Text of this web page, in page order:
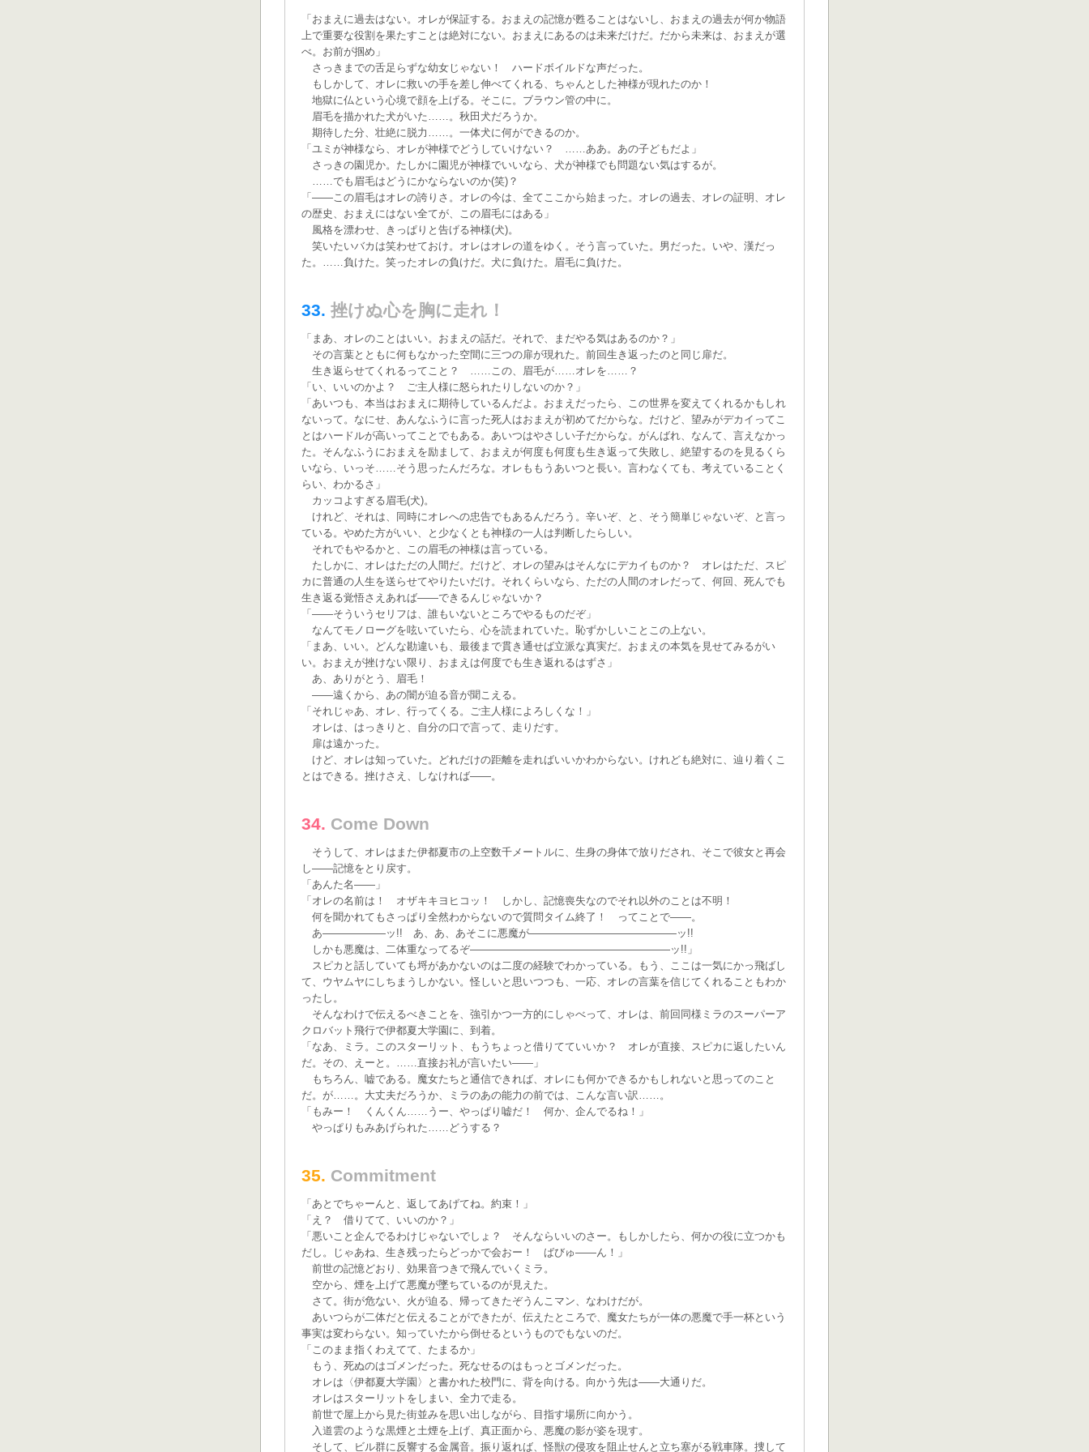
「おまえに過去はない。オレが保証する。おまえの記憶が甦ることはないし、おまえの過去が何か物語
上で重要な役割を果たすことは絶対にない。おまえにあるのは未来だけだ。だから未来は、おまえが選
べ。お前が掴め」
さっきまでの舌足らずな幼女じゃない！ ハードボイルドな声だった。
もしかして、オレに救いの手を差し伸べてくれる、ちゃんとした神様が現れたのか！
地獄に仏という心境で顔を上げる。そこに。ブラウン管の中に。
眉毛を描かれた犬がいた……。秋田犬だろうか。
期待した分、壮絶に脱力……。一体犬に何ができるのか。
「ユミが神様なら、オレが神様でどうしていけない？ ……ああ。あの子どもだよ」
さっきの園児か。たしかに園児が神様でいいなら、犬が神様でも問題ない気はするが。
……でも眉毛はどうにかならないのか(笑)？
「——この眉毛はオレの誇りさ。オレの今は、全てここから始まった。オレの過去、オレの証明、オレ
の歴史、おまえにはない全てが、この眉毛にはある」
風格を漂わせ、きっぱりと告げる神様(犬)。
笑いたいバカは笑わせておけ。オレはオレの道をゆく。そう言っていた。男だった。いや、漢だっ
た。……負けた。笑ったオレの負けだ。犬に負けた。眉毛に負けた。
33. 挫けぬ心を胸に走れ！
「まあ、オレのことはいい。おまえの話だ。それで、まだやる気はあるのか？」
その言葉とともに何もなかった空間に三つの扉が現れた。前回生き返ったのと同じ扉だ。
生き返らせてくれるってこと？ ……この、眉毛が……オレを……？
「い、いいのかよ？ ご主人様に怒られたりしないのか？」
「あいつも、本当はおまえに期待しているんだよ。おまえだったら、この世界を変えてくれるかもしれ
ないって。なにせ、あんなふうに言った死人はおまえが初めてだからな。だけど、望みがデカイってこ
とはハードルが高いってことでもある。あいつはやさしい子だからな。がんばれ、なんて、言えなかっ
た。そんなふうにおまえを励まして、おまえが何度も何度も生き返って失敗し、絶望するのを見るくら
いなら、いっそ……そう思ったんだろな。オレももうあいつと長い。言わなくても、考えていることく
らい、わかるさ」
カッコよすぎる眉毛(犬)。
けれど、それは、同時にオレへの忠告でもあるんだろう。辛いぞ、と、そう簡単じゃないぞ、と言っ
ている。やめた方がいい、と少なくとも神様の一人は判断したらしい。
それでもやるかと、この眉毛の神様は言っている。
たしかに、オレはただの人間だ。だけど、オレの望みはそんなにデカイものか？ オレはただ、スピ
カに普通の人生を送らせてやりたいだけ。それくらいなら、ただの人間のオレだって、何回、死んでも
生き返る覚悟さえあれば——できるんじゃないか？
「——そういうセリフは、誰もいないところでやるものだぞ」
なんてモノローグを呟いていたら、心を読まれていた。恥ずかしいことこの上ない。
「まあ、いい。どんな勘違いも、最後まで貫き通せば立派な真実だ。おまえの本気を見せてみるがい
い。おまえが挫けない限り、おまえは何度でも生き返れるはずさ」
あ、ありがとう、眉毛！
——遠くから、あの闇が迫る音が聞こえる。
「それじゃあ、オレ、行ってくる。ご主人様によろしくな！」
オレは、はっきりと、自分の口で言って、走りだす。
扉は遠かった。
けど、オレは知っていた。どれだけの距離を走ればいいかわからない。けれども絶対に、辿り着くこ
とはできる。挫けさえ、しなければ——。
34. Come Down
そうして、オレはまた伊都夏市の上空数千メートルに、生身の身体で放りだされ、そこで彼女と再会
し——記憶をとり戻す。
「あんた名——」
「オレの名前は！ オザキキヨヒコッ！ しかし、記憶喪失なのでそれ以外のことは不明！
何を聞かれてもさっぱり全然わからないので質問タイム終了！ ってことで——。
あ——————ッ!! あ、あ、あそこに悪魔が——————————————ッ!!
しかも悪魔は、二体重なってるぞ———————————————————ッ!!」
スピカと話していても埒があかないのは二度の経験でわかっている。もう、ここは一気にかっ飛ばし
て、ウヤムヤにしちまうしかない。怪しいと思いつつも、一応、オレの言葉を信じてくれることもわか
ったし。
そんなわけで伝えるべきことを、強引かつ一方的にしゃべって、オレは、前回同様ミラのスーパーア
クロバット飛行で伊都夏大学園に、到着。
「なあ、ミラ。このスターリット、もうちょっと借りてていいか？ オレが直接、スピカに返したいん
だ。その、えーと。……直接お礼が言いたい——」
もちろん、嘘である。魔女たちと通信できれば、オレにも何かできるかもしれないと思ってのこと
だ。が……。大丈夫だろうか、ミラのあの能力の前では、こんな言い訳……。
「もみー！ くんくん……うー、やっぱり嘘だ！ 何か、企んでるね！」
やっぱりもみあげられた……どうする？
35. Commitment
「あとでちゃーんと、返してあげてね。約束！」
「え？ 借りてて、いいのか？」
「悪いこと企んでるわけじゃないでしょ？ そんならいいのさー。もしかしたら、何かの役に立つかも
だし。じゃあね、生き残ったらどっかで会おー！ ばびゅ——ん！」
前世の記憶どおり、効果音つきで飛んでいくミラ。
空から、煙を上げて悪魔が墜ちているのが見えた。
さて。街が危ない、火が迫る、帰ってきたぞうんこマン、なわけだが。
あいつらが二体だと伝えることができたが、伝えたところで、魔女たちが一体の悪魔で手一杯という
事実は変わらない。知っていたから倒せるというものでもないのだ。
「このまま指くわえてて、たまるか」
もう、死ぬのはゴメンだった。死なせるのはもっとゴメンだった。
オレは〈伊都夏大学園〉と書かれた校門に、背を向ける。向かう先は——大通りだ。
オレはスターリットをしまい、全力で走る。
前世で屋上から見た街並みを思い出しながら、目指す場所に向かう。
入道雲のような黒煙と土煙を上げ、真正面から、悪魔の影が姿を現す。
そして、ビル群に反響する金属音。振り返れば、怪獣の侵攻を阻止せんと立ち塞がる戦車隊。捜して